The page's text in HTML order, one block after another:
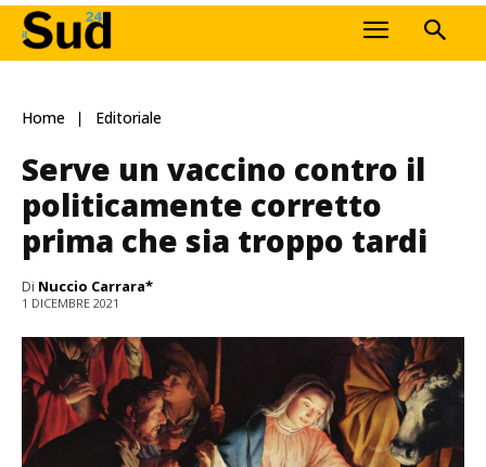
Home Editoriale
Serve un vaccino contro il
politicamente corretto
prima che sia troppo tardi
Di Nuccio Carrara*
1 DICEMBRE 2021